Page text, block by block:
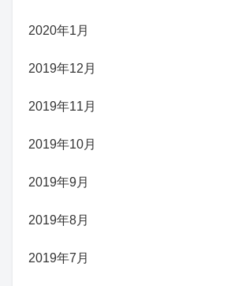
2020年1月
2019年12月
2019年11月
2019年10月
2019年9月
2019年8月
2019年7月